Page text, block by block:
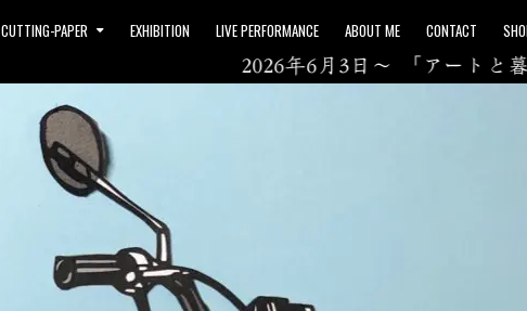
CUTTING-PAPER EXHIBITION LIVE PERFORMANCE ABOUT ME CONTACT
2026年6月3日～ 「アートと暮